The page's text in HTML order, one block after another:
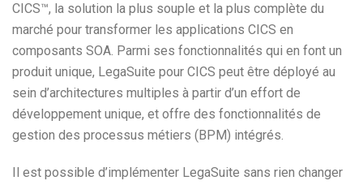
CICS™, la solution la plus souple et la plus complète du
marché pour transformer les applications CICS en
composants SOA. Parmi ses fonctionnalités qui en font un
produit unique, LegaSuite pour CICS peut être déployé au
sein d’architectures multiples à partir d’un effort de
développement unique, et offre des fonctionnalités de
gestion des processus métiers (BPM) intégrés.
Il est possible d’implémenter LegaSuite sans rien changer